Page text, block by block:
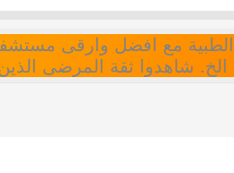
الطبية مع افضل وارقى
الخ. شاهدوا ثقة المرضى